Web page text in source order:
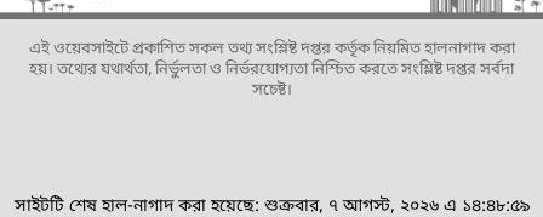
এই ওয়েবসাইটে প্রকাশিত সকল তথ্য সংশ্লিষ্ট দপ্তর কর্তৃক নিয়মিত হালনাগাদ করা
হয়। তথ্যের যথার্থতা, নির্ভুলতা ও নির্ভরযোগ্যতা নিশ্চিত করতে সংশ্লিষ্ট দপ্তর সর্বদা
সচেষ্ট।
সাইটটি শেষ হাল-নাগাদ করা হয়েছে: শুক্রবার, ৭ আগস্ট, ২০২৬ এ ১৪:৪৮:৫৯